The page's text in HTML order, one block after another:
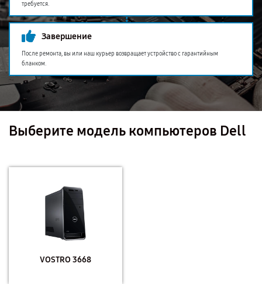
требуется.
Завершение
После ремонта, вы или наш курьер возвращает устройство с гарантийным
бланком.
Выберите модель компьютеров Dell
VOSTRO 3668